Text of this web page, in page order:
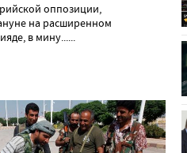
оппозиции,
на расширенном
в мину......